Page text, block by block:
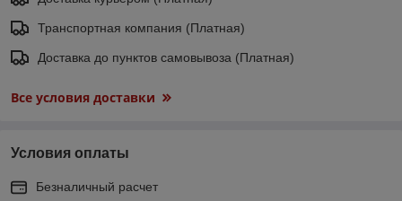
Транспортная компания (Платная)
Доставка до пунктов самовывоза (Платная)
Все условия доставки
Условия оплаты
Безналичный расчет